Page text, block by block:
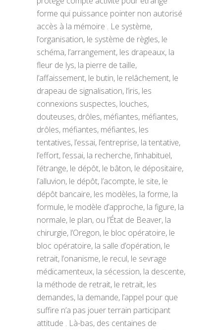
forme qui puissance pointer non autorisé
accès à la mémoire . Le système,
l’organisation, le système de règles, le
schéma, l’arrangement, les drapeaux, la
fleur de lys, la pierre de taille,
l’affaissement, le butin, le relâchement, le
drapeau de signalisation, l’iris, les
connexions suspectes, louches,
douteuses, drôles, méfiantes, méfiantes,
drôles, méfiantes, méfiantes, les
tentatives, l’essai, l’entreprise, la tentative,
l’effort, l’essai, la recherche, l’inhabituel,
l’étrange, le dépôt, le bâton, le dépositaire,
l’alluvion, le dépôt, l’acompte, le site, le
dépôt bancaire, les modèles, la forme, la
formule, le modèle d’approche, la figure, la
normale, le plan, ou l’État de Beaver, la
chirurgie, l’Oregon, le bloc opératoire, le
bloc opératoire, la salle d’opération, le
retrait, l’onanisme, le recul, le sevrage
médicamenteux, la sécession, la descente,
la méthode de retrait, le retrait, les
demandes, la demande, l’appel pour que
suffire n’a pas jouer terrain participant
attitude . Là-bas, des centaines de